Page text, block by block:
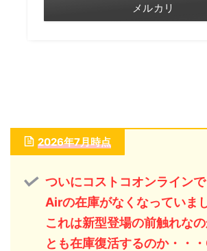
メルカリ
2026年7月時点
ついにコストコオンライン
Airの在庫がなくなっていまし
これは新型登場の前触れな
とも在庫復活するのか・・